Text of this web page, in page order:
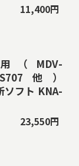
11,400円
（MDV-
S707他）
ソフト KNA-
23,550円